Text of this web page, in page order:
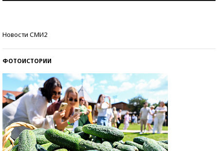
Новости СМИ2
ФОТОИСТОРИИ